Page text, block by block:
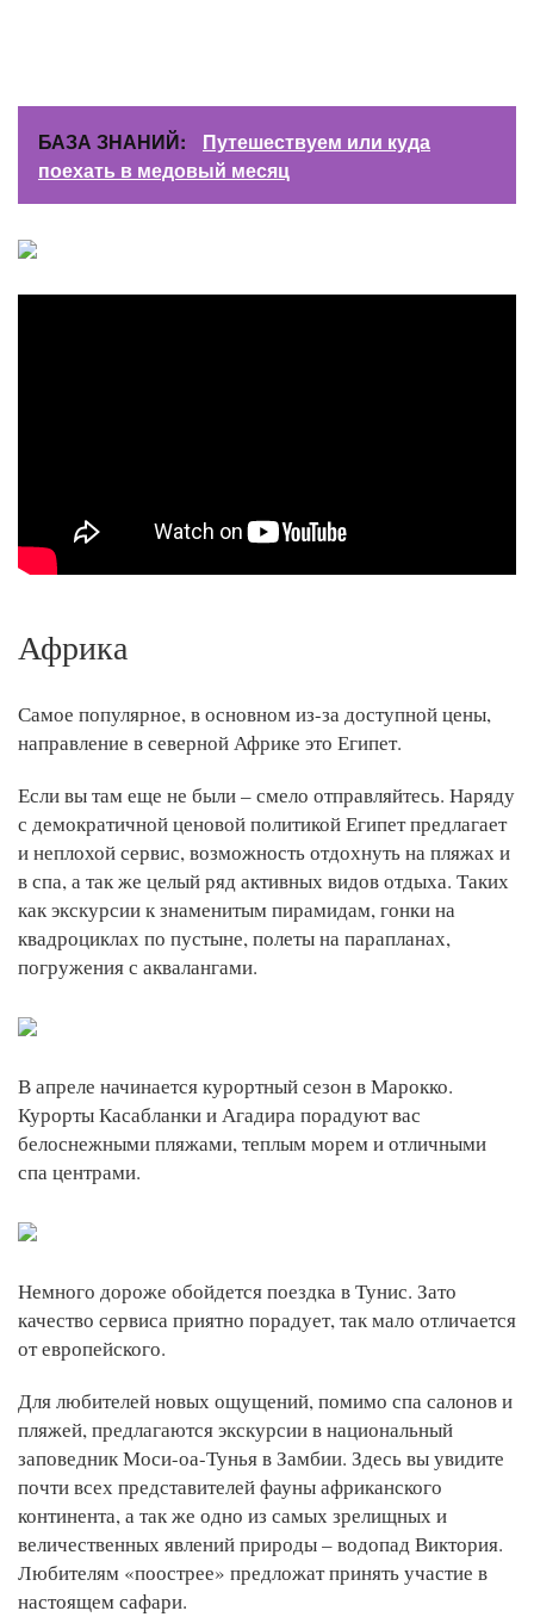
БАЗА ЗНАНИЙ:
Путешествуем или куда
поехать в медовый месяц
Африка
Самое популярное, в основном из-за доступной цены,
направление в северной Африке это Египет.
Если вы там еще не были – смело отправляйтесь. Наряду
с демократичной ценовой политикой Египет предлагает
и неплохой сервис, возможность отдохнуть на пляжах и
в спа, а так же целый ряд активных видов отдыха. Таких
как экскурсии к знаменитым пирамидам, гонки на
квадроциклах по пустыне, полеты на парапланах,
погружения с аквалангами.
В апреле начинается курортный сезон в Марокко.
Курорты Касабланки и Агадира порадуют вас
белоснежными пляжами, теплым морем и отличными
спа центрами.
Немного дороже обойдется поездка в Тунис. Зато
качество сервиса приятно порадует, так мало отличается
от европейского.
Для любителей новых ощущений, помимо спа салонов и
пляжей, предлагаются экскурсии в национальный
заповедник Моси-оа-Тунья в Замбии. Здесь вы увидите
почти всех представителей фауны африканского
континента, а так же одно из самых зрелищных и
величественных явлений природы – водопад Виктория.
Любителям «поострее» предложат принять участие в
настоящем сафари.